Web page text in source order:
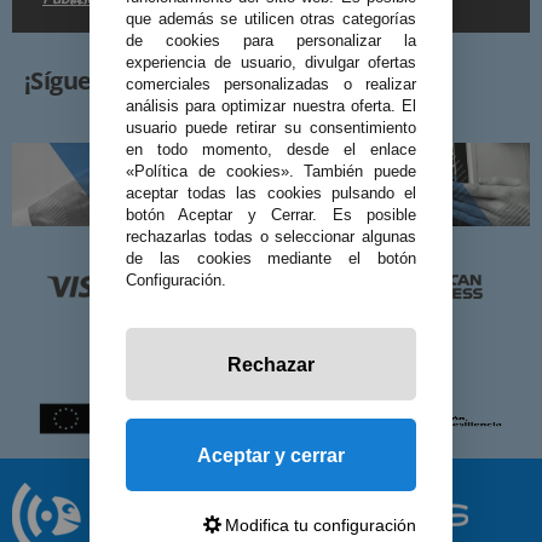
¡Síguenos!
que además se utilicen otras categorías
de cookies para personalizar la
experiencia de usuario, divulgar ofertas
comerciales personalizadas o realizar
análisis para optimizar nuestra oferta. El
usuario puede retirar su consentimiento
en todo momento, desde el enlace
«Política de cookies». También puede
aceptar todas las cookies pulsando el
botón Aceptar y Cerrar. Es posible
rechazarlas todas o seleccionar algunas
de las cookies mediante el botón
Configuración.
Rechazar
Aceptar y cerrar
Modifica tu configuración